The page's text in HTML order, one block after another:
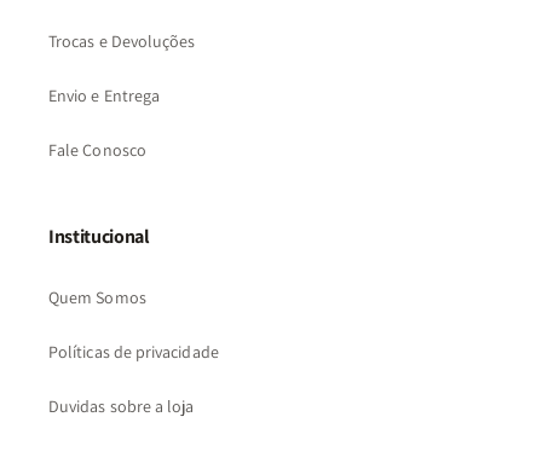
Trocas e Devoluções
Envio e Entrega
Fale Conosco
Institucional
Quem Somos
Políticas de privacidade
Duvidas sobre a loja